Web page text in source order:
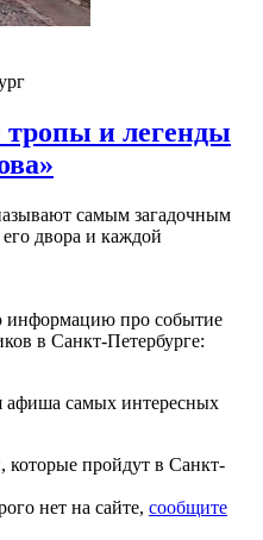
и легенды
самым загадочным
двора и каждой
информацию про событие
в Санкт-Петербурге:
самых интересных
которые пройдут в Санкт-
нет на сайте, сообщите